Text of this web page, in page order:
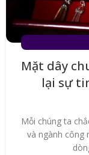
Mặt dây
lại sự
Mỗi chúng ta
và ngành công